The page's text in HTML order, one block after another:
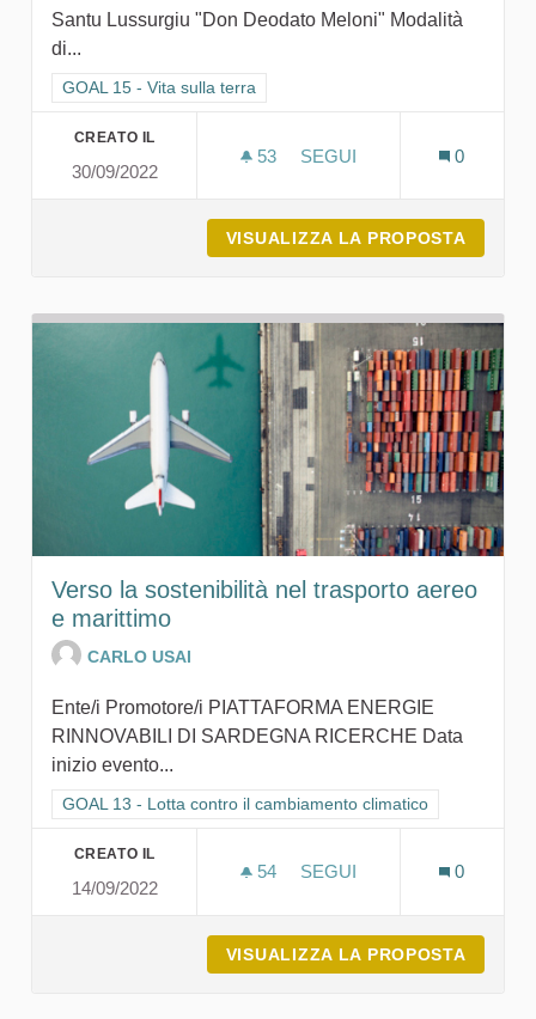
Santu Lussurgiu "Don Deodato Meloni" Modalità
di...
Filtra i risultati per categoria: GOAL 15 - Vita sulla terra
GOAL 15 - Vita sulla terra
CREATO IL
30/09/2022
53 53 SOSTENITORI
SEGUI
0
VISUALIZZA LA PROPOSTA
Verso la sostenibilità nel trasporto aereo
e marittimo
CARLO USAI
Ente/i Promotore/i PIATTAFORMA ENERGIE
RINNOVABILI DI SARDEGNA RICERCHE Data
inizio evento...
Filtra i risultati per categoria: GOAL 13 - Lotta contro il
GOAL 13 - Lotta contro il cambiamento climatico
CREATO IL
14/09/2022
54 54 SOSTENITORI
SEGUI
0
VISUALIZZA LA PROPOSTA